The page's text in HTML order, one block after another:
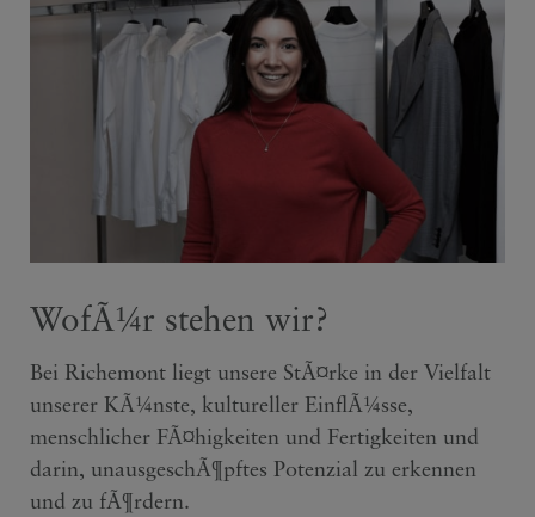
WofÃ¼r stehen wir?
Bei Richemont liegt unsere StÃ¤rke in der Vielfalt
unserer KÃ¼nste, kultureller EinflÃ¼sse,
menschlicher FÃ¤higkeiten und Fertigkeiten und
darin, unausgeschÃ¶pftes Potenzial zu erkennen
und zu fÃ¶rdern.